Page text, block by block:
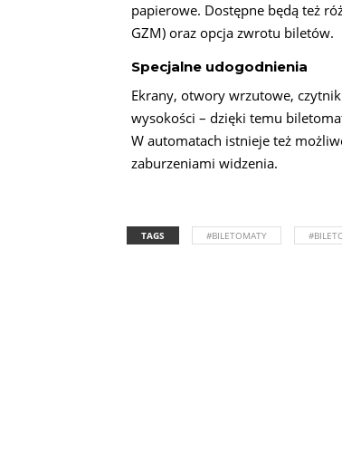
papierowe. Dostępne będą też
GZM) oraz opcja zwrotu biletów.
Specjalne udogodnienia
Ekrany, otwory wrzutowe,
wysokości – dzięki temu
W automatach istnieje też
zaburzeniami widzenia.
TAGS #BILETOMATY